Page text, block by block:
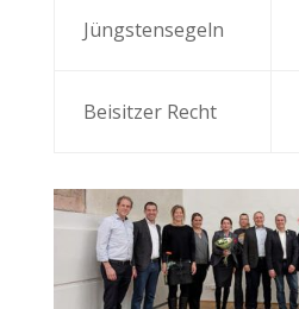
Jüngstensegeln
Beisitzer Recht